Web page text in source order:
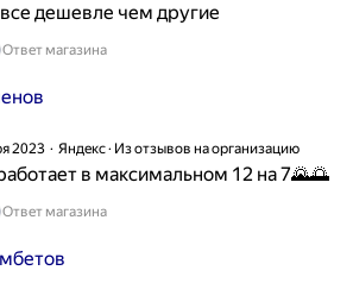
дешевле чем другие
Ответ магазина
2023
Яндекс · Из отзывов на организацию
в максимальном 12 на 7🌄🌅
Ответ магазина